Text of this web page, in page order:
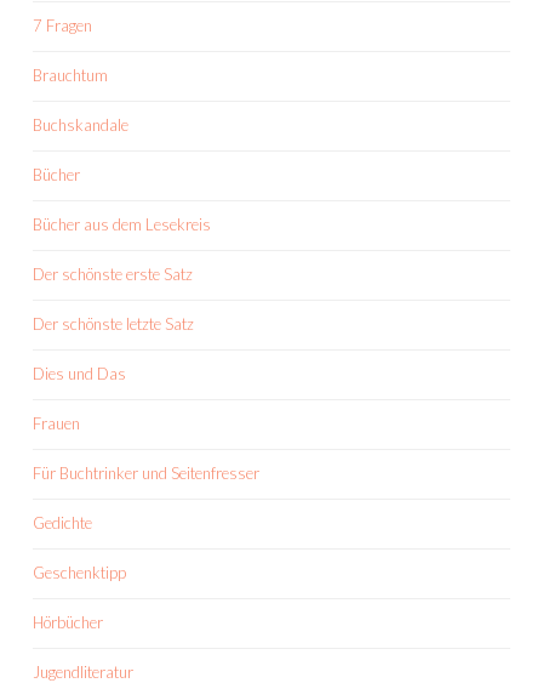
7 Fragen
Brauchtum
Buchskandale
Bücher
Bücher aus dem Lesekreis
Der schönste erste Satz
Der schönste letzte Satz
Dies und Das
Frauen
Für Buchtrinker und Seitenfresser
Gedichte
Geschenktipp
Hörbücher
Jugendliteratur